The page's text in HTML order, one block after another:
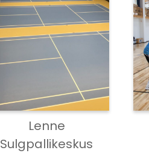
Lenne
Sulgpallikeskus